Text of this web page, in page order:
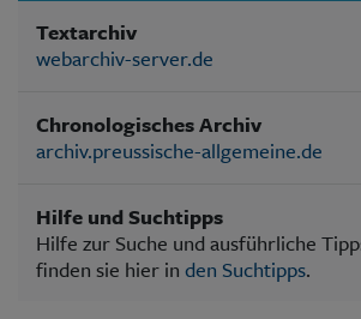
Textarchiv
webarchiv-server.de
Chronologisches Archiv
archiv.preussische-allgemeine.de
Hilfe und Suchtipps
Hilfe zur Suche und ausführliche
finden sie hier in den Suchtipps.